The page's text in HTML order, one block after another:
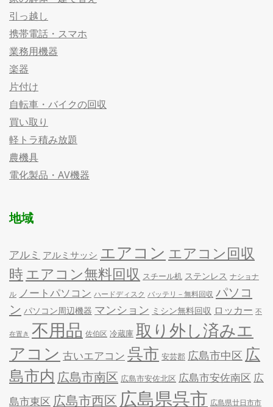
引っ越し
携帯電話・スマホ
業務用機器
楽器
片付け
自転車・バイクの回収
買い取り
軽トラ積み放題
農機具
電化製品・AV機器
地域
アルミ アルミサッシ エアコン エアコン回収
時エアコン無料回収 スチール机 ステンレス ナショナ
ル ノートパソコン ハードディスク バッテリ－無料回収 パソコ
ン パソコン周辺機器 マンション ミシン無料回収 ロッカー 不
在置き 不用品 佐伯区 冷蔵庫 取り外し済みエ
アコン 古いエアコン 呉市 安芸郡 広島市中区 広
島市内 広島市南区 広島市安佐北区 広島市安佐南区 広
島市東区 広島市西区 広島県呉市 広島県廿日市市